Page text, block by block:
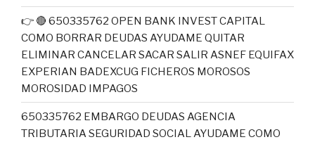
👉 🔴 650335762 OPEN BANK INVEST CAPITAL
COMO BORRAR DEUDAS AYUDAME QUITAR
ELIMINAR CANCELAR SACAR SALIR ASNEF EQUIFAX
EXPERIAN BADEXCUG FICHEROS MOROSOS
MOROSIDAD IMPAGOS
650335762 EMBARGO DEUDAS AGENCIA
TRIBUTARIA SEGURIDAD SOCIAL AYUDAME COMO